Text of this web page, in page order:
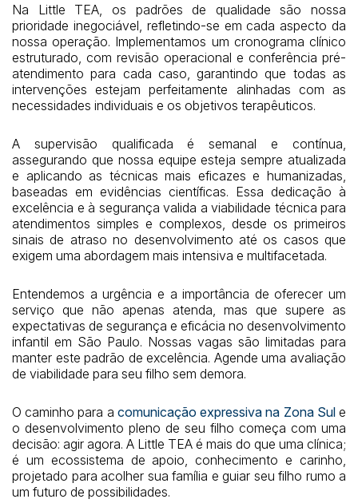
Na Little TEA, os padrões de qualidade são nossa
prioridade inegociável, refletindo-se em cada aspecto da
nossa operação. Implementamos um cronograma clínico
estruturado, com revisão operacional e conferência pré-
atendimento para cada caso, garantindo que todas as
intervenções estejam perfeitamente alinhadas com as
necessidades individuais e os objetivos terapêuticos.
A supervisão qualificada é semanal e contínua,
assegurando que nossa equipe esteja sempre atualizada
e aplicando as técnicas mais eficazes e humanizadas,
baseadas em evidências científicas. Essa dedicação à
excelência e à segurança valida a viabilidade técnica para
atendimentos simples e complexos, desde os primeiros
sinais de atraso no desenvolvimento até os casos que
exigem uma abordagem mais intensiva e multifacetada.
Entendemos a urgência e a importância de oferecer um
serviço que não apenas atenda, mas que supere as
expectativas de segurança e eficácia no desenvolvimento
infantil em São Paulo. Nossas vagas são limitadas para
manter este padrão de excelência. Agende uma avaliação
de viabilidade para seu filho sem demora.
O caminho para a comunicação expressiva na Zona Sule
o desenvolvimento pleno de seu filho começa com uma
decisão: agir agora. A Little TEA é mais do que uma clínica;
é um ecossistema de apoio, conhecimento e carinho,
projetado para acolher sua família e guiar seu filho rumo a
um futuro de possibilidades.